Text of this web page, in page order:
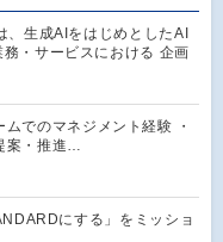
、生成AIをはじめとしたAI
・サービスにおける 企画
でのマネジメント経験 ・
案・推進…
にする」をミッショ